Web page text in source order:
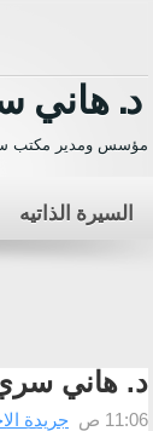
د. هاني
مؤسس ومدير مكتب
السيرة الذاتيه
د. هاني سري
11:06 ص جريدة